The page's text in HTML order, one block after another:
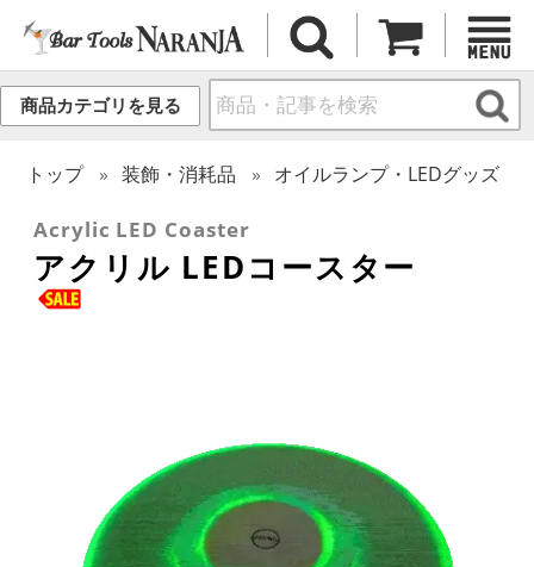
商品カテゴリを見る
トップ 装飾・消耗品 オイルランプ・LEDグッズ
Acrylic LED Coaster
アクリル LEDコースター